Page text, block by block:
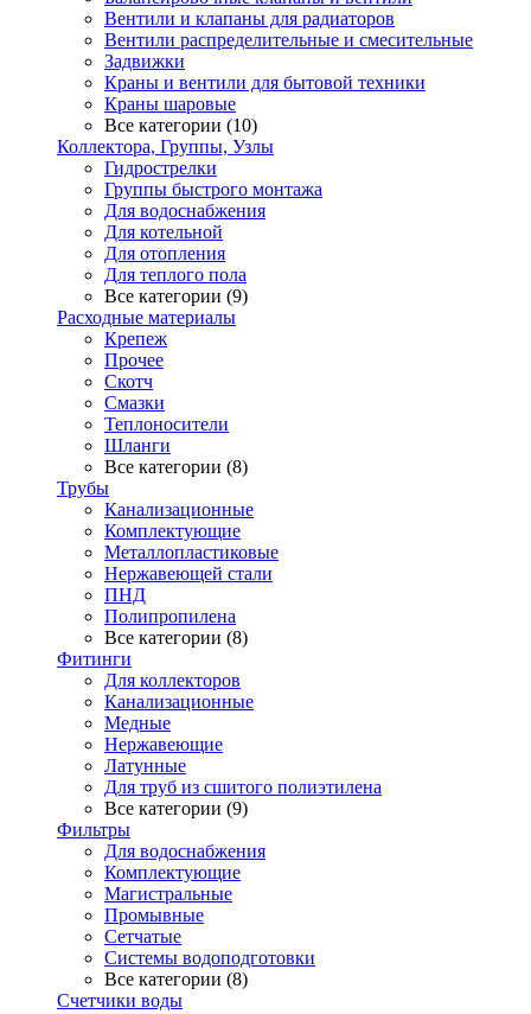
Вентили и клапаны для радиаторов
Вентили распределительные и смесительные
Задвижки
Краны и вентили для бытовой техники
Краны шаровые
Все категории (10)
Коллектора, Группы, Узлы
Гидрострелки
Группы быстрого монтажа
Для водоснабжения
Для котельной
Для отопления
Для теплого пола
Все категории (9)
Расходные материалы
Крепеж
Прочее
Скотч
Смазки
Теплоносители
Шланги
Все категории (8)
Трубы
Канализационные
Комплектующие
Металлопластиковые
Нержавеющей стали
ПНД
Полипропилена
Все категории (8)
Фитинги
Для коллекторов
Канализационные
Медные
Нержавеющие
Латунные
Для труб из сшитого полиэтилена
Все категории (9)
Фильтры
Для водоснабжения
Комплектующие
Магистральные
Промывные
Сетчатые
Системы водоподготовки
Все категории (8)
Счетчики воды